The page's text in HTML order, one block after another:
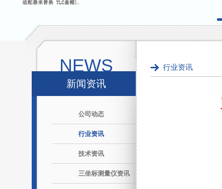
NEWS
新闻资讯
公司动态
行业资讯
技术资讯
三坐标测量仪资讯
行业资讯